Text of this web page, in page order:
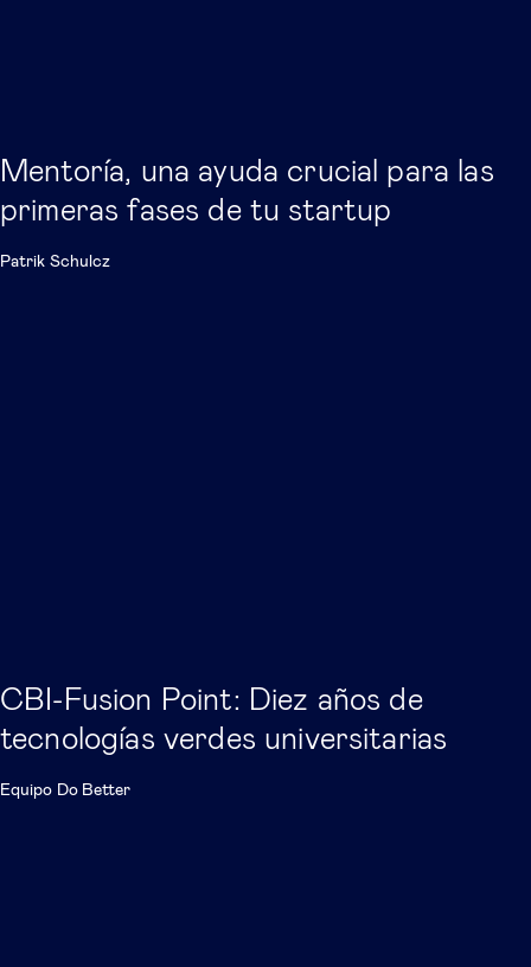
Mentoría, una ayuda crucial para las
primeras fases de tu startup
Patrik Schulcz
CBI-Fusion Point: Diez años de
tecnologías verdes universitarias
Equipo Do Better